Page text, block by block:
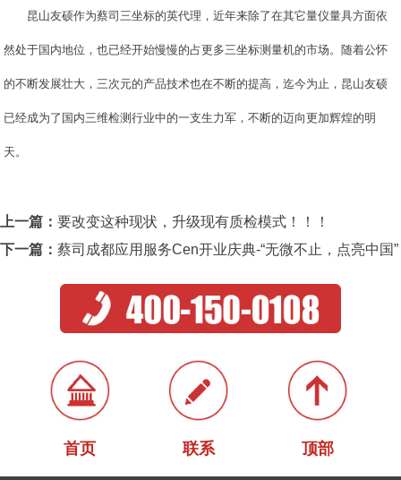
昆山友硕作为蔡司三坐标的英代理，近年来除了在其它量仪量具方面依
然处于国内地位，也已经开始慢慢的占更多三坐标测量机的市场。随着公怀
的不断发展壮大，三次元的产品技术也在不断的提高，迄今为止，昆山友硕
已经成为了国内三维检测行业中的一支生力军，不断的迈向更加辉煌的明
天。
上一篇： 要改变这种现状，升级现有质检模式！！！
下一篇： 蔡司成都应用服务Cen开业庆典-“无微不止，点亮中国”
首页 联系 顶部